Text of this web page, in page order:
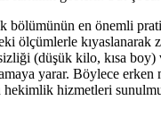
bölümünün en önemli
ölçümlerle kıyaslanarak
(düşük kilo, kısa
yarar. Böylece
hizmetleri